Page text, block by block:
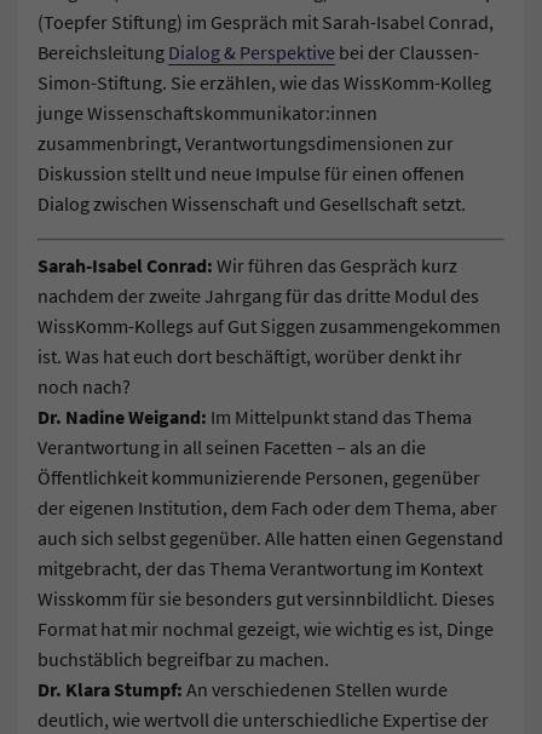
(Toepfer Stiftung) im Gespräch mit Sarah-Isabel Conrad,
Bereichsleitung Dialog & Perspektive bei der Claussen-
Simon-Stiftung. Sie erzählen, wie das WissKomm-Kolleg
junge Wissenschaftskommunikator:innen
zusammenbringt, Verantwortungsdimensionen zur
Diskussion stellt und neue Impulse für einen offenen
Dialog zwischen Wissenschaft und Gesellschaft setzt.
Sarah-Isabel Conrad: Wir führen das Gespräch kurz
nachdem der zweite Jahrgang für das dritte Modul des
WissKomm-Kollegs auf Gut Siggen zusammengekommen
ist. Was hat euch dort beschäftigt, worüber denkt ihr
noch nach?
Dr. Nadine Weigand: Im Mittelpunkt stand das Thema
Verantwortung in all seinen Facetten – als an die
Öffentlichkeit kommunizierende Personen, gegenüber
der eigenen Institution, dem Fach oder dem Thema, aber
auch sich selbst gegenüber. Alle hatten einen Gegenstand
mitgebracht, der das Thema Verantwortung im Kontext
Wisskomm für sie besonders gut versinnbildlicht. Dieses
Format hat mir nochmal gezeigt, wie wichtig es ist, Dinge
buchstäblich begreifbar zu machen.
Dr. Klara Stumpf: An verschiedenen Stellen wurde
deutlich, wie wertvoll die unterschiedliche Expertise der